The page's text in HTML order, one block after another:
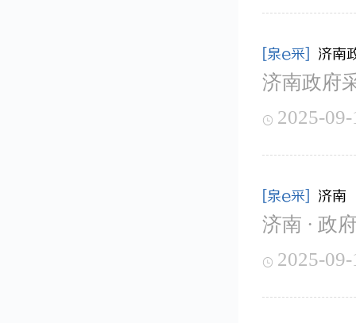
[泉e采] 济南
济南政府
 2025-
[泉e采] 济南
济南 · 政
 2025-